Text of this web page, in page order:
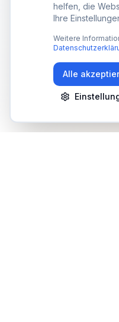
helfen, die
Ihre
Weitere
Alle